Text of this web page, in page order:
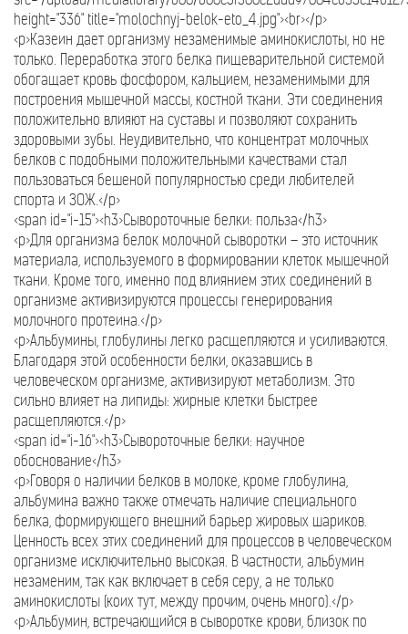
height="336" title="molochnyj-belok-eto_4.jpg"><br></p>
<p>Казеин дает организму незаменимые аминокислоты, но не
только. Переработка этого белка пищеварительной системой
обогащает кровь фосфором, кальцием, незаменимыми для
построения мышечной массы, костной ткани. Эти соединения
положительно влияют на суставы и позволяют сохранить
здоровыми зубы. Неудивительно, что концентрат молочных
белков с подобными положительными качествами стал
пользоваться бешеной популярностью среди любителей
спорта и ЗОЖ.</p>
<span id="i-15"><h3>Сывороточные белки: польза</h3>
<p>Для организма белок молочной сыворотки – это источник
материала, используемого в формировании клеток мышечной
ткани. Кроме того, именно под влиянием этих соединений в
организме активизируются процессы генерирования
молочного протеина.</p>
<p>Альбумины, глобулины легко расщепляются и усиливаются.
Благодаря этой особенности белки, оказавшись в
человеческом организме, активизируют метаболизм. Это
сильно влияет на липиды: жирные клетки быстрее
расщепляются.</p>
<span id="i-16"><h3>Сывороточные белки: научное
обоснование</h3>
<p>Говоря о наличии белков в молоке, кроме глобулина,
альбумина важно также отмечать наличие специального
белка, формирующего внешний барьер жировых шариков.
Ценность всех этих соединений для процессов в человеческом
организме исключительно высокая. В частности, альбумин
незаменим, так как включает в себя серу, а не только
аминокислоты (коих тут, между прочим, очень много).</p>
<p>Альбумин, встречающийся в сыворотке крови, близок по